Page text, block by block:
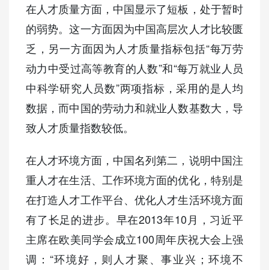
在人才质量方面，中国显示了短板，处于暂时
的弱势。这一方面因为中国高层次人才比较匮
乏，另一方面因为人才质量指标包括“每万劳
动力中受过高等教育的人数”和“每万就业人员
中科学研究人员数”两项指标，采用的是人均
数据，而中国的劳动力和就业人数基数大，导
致人才质量指数较低。
在人才环境方面，中国名列第二，说明中国注
重人才在生活、工作环境方面的优化，特别是
在打造人才工作平台、优化人才生活环境方面
有了长足的进步。早在2013年10月，习近平
主席在欧美同学会成立100周年庆祝大会上强
调：“环境好，则人才聚、事业兴；环境不